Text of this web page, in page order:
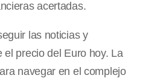
acertadas.
las noticias y
el precio del Euro hoy. La
navegar en el complejo